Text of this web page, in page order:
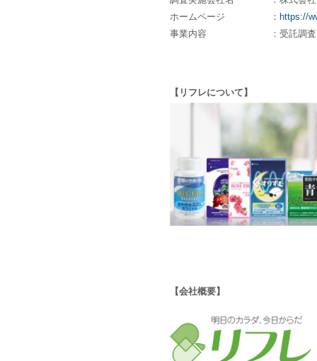
ホームページ
： https://
事業内容
：受託調
【リフレについて】
【会社概要】